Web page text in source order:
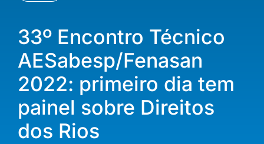
33º Encontro Técnico
AESabesp/Fenasan
2022: primeiro dia tem
painel sobre Direitos
dos Rios